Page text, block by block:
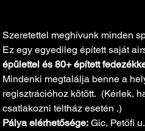
Szeretettel meghívunk minden
Ez egy egyedileg épített saját
épülettel és 80+ épített
Mindenki megtalálja benne a
regisztrációhoz kötött.  (Kérlek,
csatlakozni teltház esetén .)
Pálya elérhetősége: Gic, Petőfi